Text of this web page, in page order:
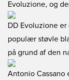
Evoluzione, og
DD Evoluzione
populær støvle
på grund af den
Antonio Cassano